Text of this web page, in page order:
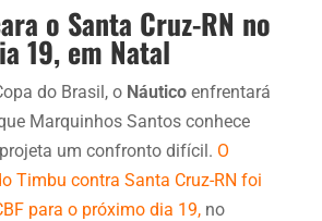
o Santa Cruz-RN no
19, em Natal
do Brasil, o Náuticoenfrentará
Marquinhos Santos conhece
um confronto difícil. O
Timbu contra Santa Cruz-RN foi
para o próximo dia 19,no